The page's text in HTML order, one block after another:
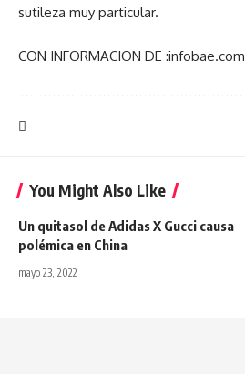
sutileza muy particular.
CON INFORMACION DE :infobae.com
You Might Also Like
Un quitasol de Adidas X Gucci causa
polémica en China
mayo 23, 2022